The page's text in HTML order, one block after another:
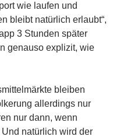
wie laufen und
bleibt natürlich erlaubt“,
3 Stunden später
genauso explizit, wie
bleiben
allerdings nur
nur dann, wenn
natürlich wird der